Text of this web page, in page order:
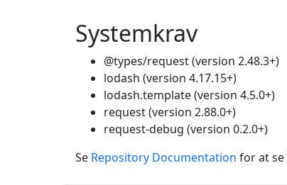
Systemkrav
@types/request (version 2.48.3+)
lodash (version 4.17.15+)
lodash.template (version 4.5.0+)
request (version 2.88.0+)
request-debug (version 0.2.0+)
Se Repository Documentation for at se